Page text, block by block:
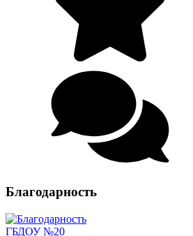
Благодарность
ГБДОУ №20